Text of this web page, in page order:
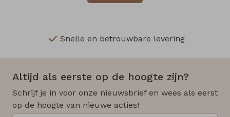
Snelle en betrouwbare levering
Altijd als eerste op de hoogte zijn?
Schrijf je in voor onze nieuwsbrief en wees als eerst
op de hoogte van nieuwe acties!